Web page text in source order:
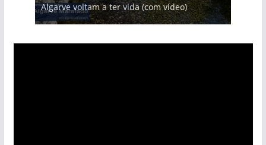
Algarve voltam a ter vida (com vídeo)